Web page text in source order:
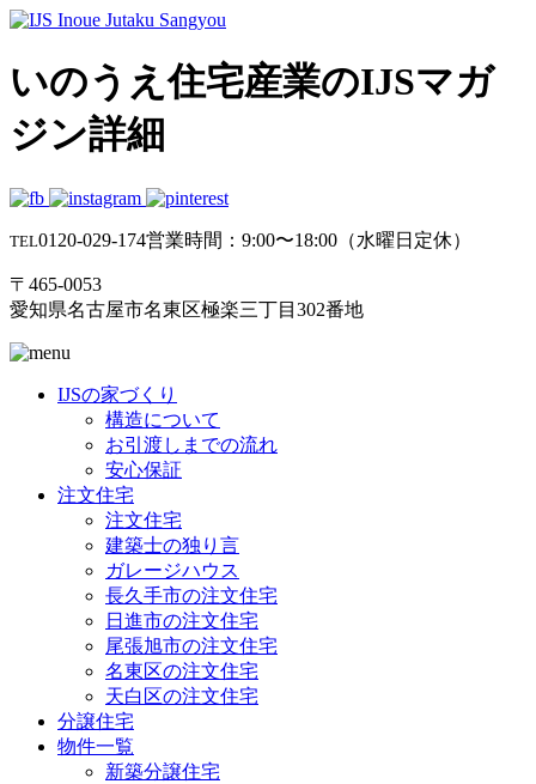
いのうえ住宅産業のIJSマガ
ジン詳細
TEL0120-029-174営業時間：9:00〜18:00（水曜日定休）
〒465-0053
愛知県名古屋市名東区極楽三丁目302番地
IJSの家づくり
構造について
お引渡しまでの流れ
安心保証
注文住宅
注文住宅
建築士の独り言
ガレージハウス
長久手市の注文住宅
日進市の注文住宅
尾張旭市の注文住宅
名東区の注文住宅
天白区の注文住宅
分譲住宅
物件一覧
新築分譲住宅